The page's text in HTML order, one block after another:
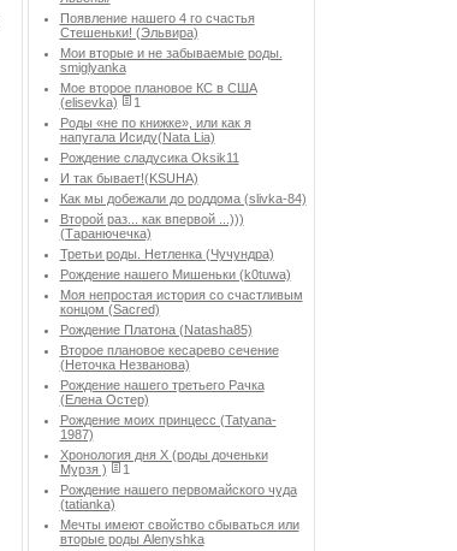
Появление нашего 4 го счастья
Стешеньки! (Эльвира)
Мои вторые и не забываемые роды.
smiglyanka
Мое второе плановое КС в США
(elisevka)
1
Роды «не по книжке», или как я
напугала Исиду(Nata Lia)
Рождение сладусика Oksik11
И так бывает!(KSUHA)
Как мы добежали до роддома (slivka-84)
Второй раз... как впервой ...)))
(Таранючечка)
Третьи роды. Нетленка (Чучундра)
Рождение нашего Мишеньки (k0tuwa)
Моя непростая история со счастливым
концом (Sacred)
Рождение Платона (Natasha85)
Второе плановое кесарево сечение
(Неточка Незванова)
Рождение нашего третьего Рачка
(Елена Остер)
Рождение моих принцесс (Tatyana-
1987)
Хронология дня Х (роды доченьки
Мурзя )
1
Рождение нашего первомайского чуда
(tatianka)
Мечты имеют свойство сбываться или
вторые роды Аlenyshka